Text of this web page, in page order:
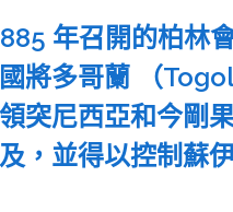
年召開的柏林
將多哥蘭 （
突尼西亞和今剛
，並得以控制蘇